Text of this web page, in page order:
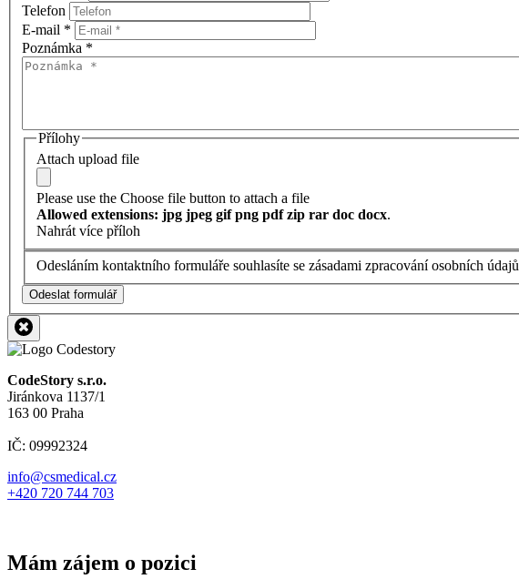
Telefon
E-mail *
Poznámka *
Přílohy
Attach upload file
Please use the Choose file button to attach a file
Allowed extensions: jpg jpeg gif png pdf zip rar doc docx.
Nahrát více příloh
Odesláním kontaktního formuláře souhlasíte se zásadami zpracování osobních údajů
Odeslat formulář
CodeStory s.r.o.
Jiránkova 1137/1
163 00 Praha
IČ: 09992324
info@csmedical.cz
+420 720 744 703
Mám zájem o pozici